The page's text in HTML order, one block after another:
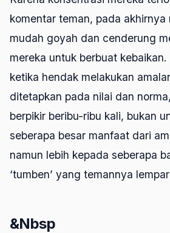
komentar teman, pada akhirnya
mudah goyah dan cenderung
mereka untuk berbuat
ketika hendak melakukan
ditetapkan pada nilai dan
berpikir beribu-ribu kali, bukan
seberapa besar manfaat dari
namun lebih kepada seberapa
‘tumben’ yang temannya
&Nbsp